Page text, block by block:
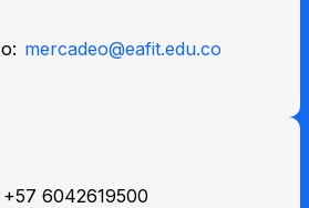
mercadeo@eafit.edu.co
6042619500